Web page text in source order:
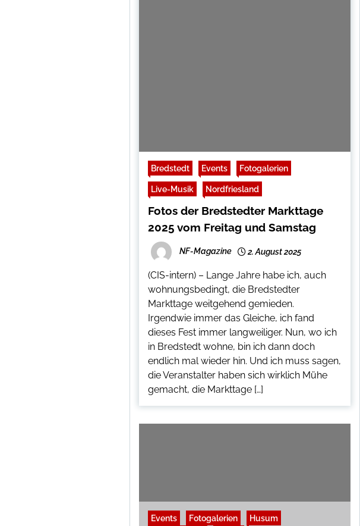
Bredstedt Events Fotogalerien
Live-Musik Nordfriesland
Fotos der Bredstedter Markttage
2025 vom Freitag und Samstag
NF-Magazine 2. August 2025
(CIS-intern) – Lange Jahre habe ich, auch
wohnungsbedingt, die Bredstedter
Markttage weitgehend gemieden.
Irgendwie immer das Gleiche, ich fand
dieses Fest immer langweiliger. Nun, wo ich
in Bredstedt wohne, bin ich dann doch
endlich mal wieder hin. Und ich muss sagen,
die Veranstalter haben sich wirklich Mühe
gemacht, die Markttage […]
Events Fotogalerien Husum